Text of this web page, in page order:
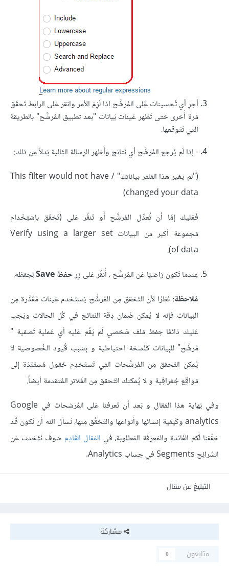
أجرِ أي تًحسينات عًلى المُرشَّح إذا لَزِمَ الأمر وانقر عَلى الرابط تَحقَق
مَرة أُخرى حَتى تَظهر عَينات بَيانات "بعد تطبيق المُرشَّح" بالطريقة
التي تَتَوقعها.
- إذا لَم يُرجع المُرشَّح أي نَتائج وأَظهر الرِسالة التَالية بَدلاً مِن ذلك:
("لم يغير هذا الفلتر بياناتك" / This filter would not have
changed your data)
فَعَليك إمِّا أن تُعدِّل المُرشَّح أَو تَنقُر عَلى (تَحَقَق باسَتِخَدام
مَجموعة أكبر من البيانات Verifyusing a larger set
ofdata).
عِندما تَكون رَاضيًا عَن المُرشَّح ، أُنقُر عَلى زِرحفظ Save
لِحِفظه.
مُلاحظة: نَظرًا لأن التَحَقق مِن المُرشَّح يَستَخدم عَينات مُقَدَّرة مِن
البَيانات فإنه لا يُمكن ضَمان دِقة النَتائج في كُل الحالات ويَجب
عَليك دَائمًا حِفظ مَلف شَخصي لَم يَقُم عَليه أي عَملية تَصفية "
مُرشَّح" للبِيانات كَنُسخة احتياطية و بِسَبب قُيود الخُصوصية لا
يُمكن التَحقق مِن المُرشَّحات التي تَستَخدِم حُقول مُستَنَدَة إلى
مَواقِع جُغرافِية و لا يُمكنك التَحقق مِن الفَلاتر المُتقدمة أيضاً.
وفي نِهاية هذا المَقال و بَعد أن تَعرفنا عَلى المُرشحات في Google
analytics وكَيفية إنشائها وأَنواعها والتَحَقُق مِنها، نَسأل الله أَن نَكون قَد
حَقّقنا لَكم الفَائدة والمَعرفة المَطلوبة، في المَقال القَادِم سَوف نَتَحَدث عَن
الشَرائِح Segments في حِساب Analytics.
التبليغ عن مقال
مشاركة
متابعون
0